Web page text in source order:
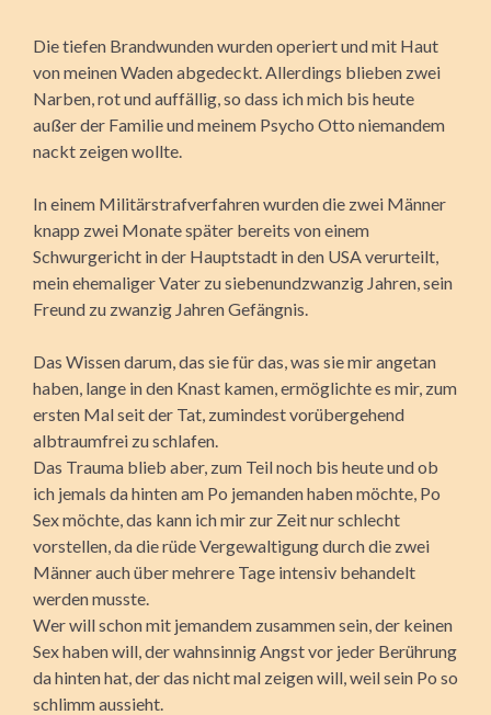
Die tiefen Brandwunden wurden operiert und mit Haut
von meinen Waden abgedeckt. Allerdings blieben zwei
Narben, rot und auffällig, so dass ich mich bis heute
außer der Familie und meinem Psycho Otto niemandem
nackt zeigen wollte.
In einem Militärstrafverfahren wurden die zwei Männer
knapp zwei Monate später bereits von einem
Schwurgericht in der Hauptstadt in den USA verurteilt,
mein ehemaliger Vater zu siebenundzwanzig Jahren, sein
Freund zu zwanzig Jahren Gefängnis.
Das Wissen darum, das sie für das, was sie mir angetan
haben, lange in den Knast kamen, ermöglichte es mir, zum
ersten Mal seit der Tat, zumindest vorübergehend
albtraumfrei zu schlafen.
Das Trauma blieb aber, zum Teil noch bis heute und ob
ich jemals da hinten am Po jemanden haben möchte, Po
Sex möchte, das kann ich mir zur Zeit nur schlecht
vorstellen, da die rüde Vergewaltigung durch die zwei
Männer auch über mehrere Tage intensiv behandelt
werden musste.
Wer will schon mit jemandem zusammen sein, der keinen
Sex haben will, der wahnsinnig Angst vor jeder Berührung
da hinten hat, der das nicht mal zeigen will, weil sein Po so
schlimm aussieht.